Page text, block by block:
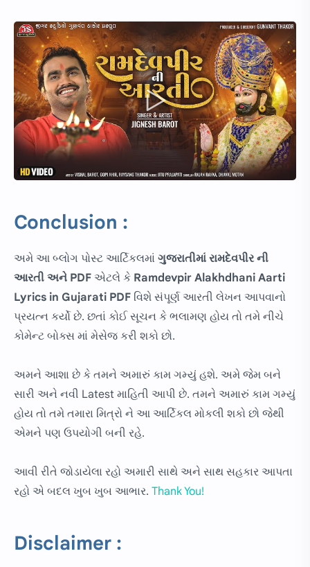
Conclusion :
અમે આ બ્લોગ પોસ્ટ આર્ટિકલમાં ગુજરાતીમાં રામદેવપીર ની
આરતી અને PDF એટલે કે Ramdevpir Alakhdhani Aarti
Lyrics in Gujarati PDF વિશે સંપૂર્ણ આરતી લેખન આપવાનો
પ્રયત્ન કર્યો છે. છતાં કોઈ સૂચન કે ભલામણ હોય તો તમે નીચે
કોમેન્ટ બોક્સ માં મેસેજ કરી શકો છો.
અમને આશા છે કે તમને અમારું કામ ગમ્યું હશે. અમે જેમ બને
સારી અને નવી Latest માહિતી આપી છે. તમને અમારું કામ ગમ્યું
હોય તો તમે તમારા મિત્રો ને આ આર્ટિકલ મોકલી શકો છો જેથી
એમને પણ ઉપયોગી બની રહે.
આવી રીતે જોડાયેલા રહો અમારી સાથે અને સાથ સહકાર આપતા
રહો એ બદલ ખુબ ખુબ આભાર. Thank You!
Disclaimer :